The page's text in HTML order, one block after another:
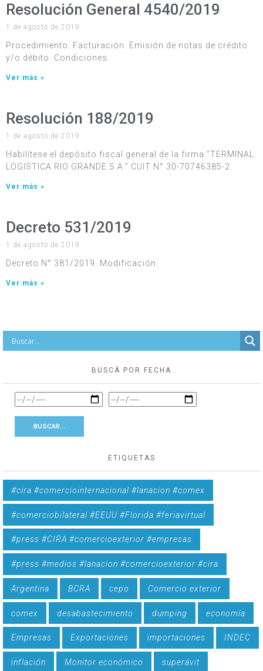
Resolución General 4540/2019
1 de agosto de 2019
Procedimiento. Facturación. Emisión de notas de crédito
y/o débito. Condiciones.
Ver más »
Resolución 188/2019
1 de agosto de 2019
Habilítese el depósito fiscal general de la firma “TERMINAL
LOGISTICA RIO GRANDE S.A.” CUIT N° 30-70746385-2
Ver más »
Decreto 531/2019
1 de agosto de 2019
Decreto N° 381/2019. Modificación.
Ver más »
BUSCÁ POR FECHA
ETIQUETAS
#cira #comerciointernacional #lanacion #comex
#comerciobilateral #EEUU #Florida #feriavirtual
#press #CIRA #comercioexterior #empresas
#press #medios #lanacion #comercioexterior #cira
Argentina BCRA cepo Comercio exterior
comex desabastecimiento dumping economía
Empresas Exportaciones importaciones INDEC
inflación Monitor económico superávit